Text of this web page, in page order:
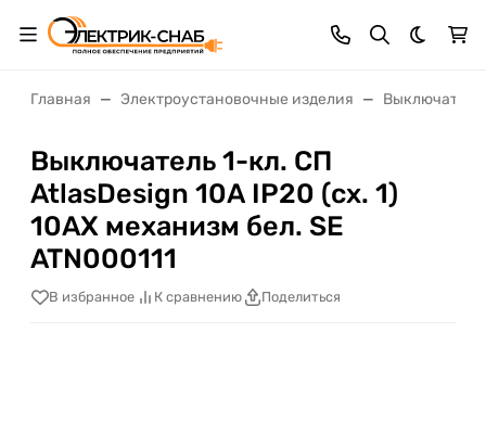
Темная
Главная Электроустановочные изделия
Выключатель 1-кл. СП
AtlasDesign 10А IP20 (сх. 1)
10AX механизм бел. SE
ATN000111
В избранное К сравнению Поделиться